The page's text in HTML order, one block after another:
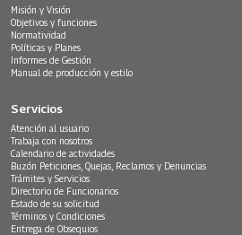
Misión y Visión
Objetivos y funciones
Normatividad
Políticas y Planes
Informes de Gestión
Manual de producción y estilo
Servicios
Atención al usuario
Trabaja con nosotros
Calendario de actividades
Buzón Peticiones, Quejas, Reclamos y Denuncias
Trámites y Servicios
Directorio de Funcionarios
Estado de su solicitud
Términos y Condiciones
Entrega de Obsequios